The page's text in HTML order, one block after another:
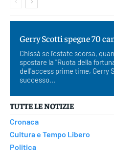
Gerry Scotti spegne 70
Chissà se l'estate scorsa,
spostare la "Ruota della
dell'access prime time, Gerry
successo...
TUTTE LE NOTIZIE
Cronaca
Cultura e Tempo Libero
Politica